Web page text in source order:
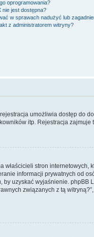
oprogramowania?
nie jest dostępna?
w sprawach nadużyć lub
z administratorem witryny?
umożliwia dostęp do
itp. Rejestracja
stron
informacji prywatnych od
uzyskać wyjaśnienie. phpBB
związanych z tą